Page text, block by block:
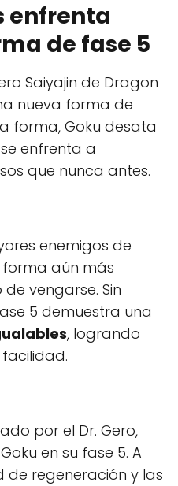
enfrenta
de fase 5
Saiyajin de Dragon
nueva forma de
forma, Goku desata
enfrenta a
que nunca antes.
enemigos de
forma aún más
vengarse. Sin
5 demuestra una
, logrando
por el Dr. Gero,
en su fase 5. A
regeneración y las